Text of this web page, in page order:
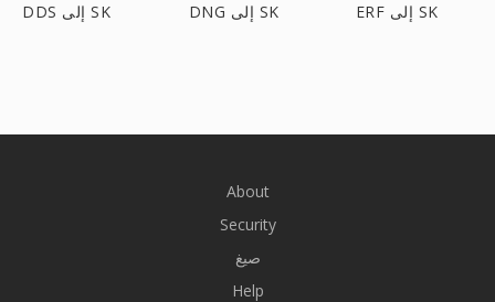
DDS إلى SK DNG إلى SK ERF إلى SK
About
Security
صيغ
Help